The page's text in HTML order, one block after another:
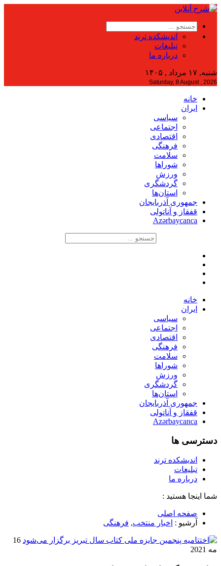
اندیشکده ترند
تبلیغات
درباره ما
شنبه, ۱۷ مرداد , ۱۴۰۵
Saturday, 8 August , 2026
خانه
ایران
سیاسی
اجتماعی
اقتصادی
فرهنگی
سلامت
شوراها
ورزش
گردشگری
استان‌ها
جمهوری آذربایجان
قفقاز و آناتولی
Azərbaycanca
خانه
ایران
سیاسی
اجتماعی
اقتصادی
فرهنگی
سلامت
شوراها
ورزش
گردشگری
استان‌ها
جمهوری آذربایجان
قفقاز و آناتولی
Azərbaycanca
دسترسی ها
اندیشکده ترند
تبلیغات
درباره ما
شما اینجا هستید :
صفحه اصلی
آرشیو : اخبار منتخب, فرهنگی
16
مه 2021